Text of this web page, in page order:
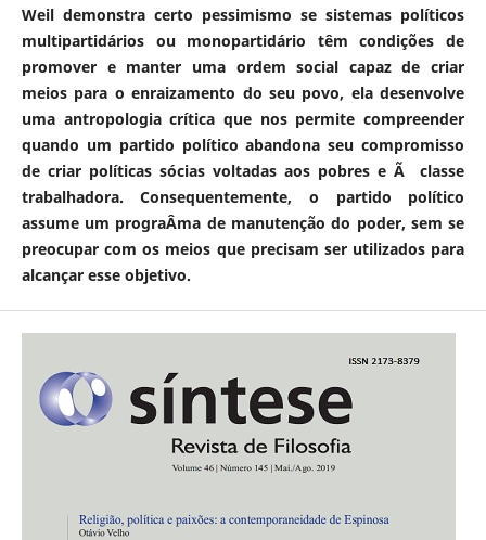
Weil demonstra certo pessimismo se sistemas políticos
multipartidários ou monopartidário têm condições de
promover e manter uma ordem social capaz de criar
meios para o enraizamento do seu povo, ela desenvolve
uma antropologia crítica que nos permite compreender
quando um partido político abandona seu compromisso
de criar políticas sócias voltadas aos pobres e Ã classe
trabalhadora. Consequentemente, o partido político
assume um prograÂ­ma de manutenção do poder, sem se
preocupar com os meios que precisam ser utilizados para
alcançar esse objetivo.